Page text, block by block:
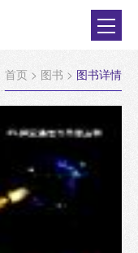
首页 > 图书 > 图书详情